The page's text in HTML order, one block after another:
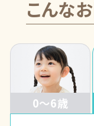
こんな
0～6歳